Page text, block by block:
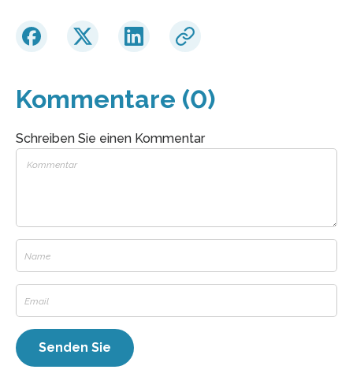
Kommentare (0)
Schreiben Sie einen Kommentar